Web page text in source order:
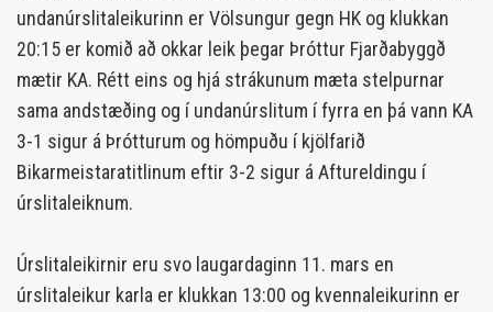
undanúrslitaleikurinn er Völsungur gegn HK og klukkan
20:15 er komið að okkar leik þegar Þróttur Fjarðabyggð
mætir KA. Rétt eins og hjá strákunum mæta stelpurnar
sama andstæðing og í undanúrslitum í fyrra en þá vann KA
3-1 sigur á Þrótturum og hömpuðu í kjölfarið
Bikarmeistaratitlinum eftir 3-2 sigur á Aftureldingu í
úrslitaleiknum.
Úrslitaleikirnir eru svo laugardaginn 11. mars en
úrslitaleikur karla er klukkan 13:00 og kvennaleikurinn er